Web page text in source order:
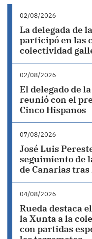
02/08/2026
La delegada de
participó en las
colectividad
02/08/2026
El delegado de
reunió con el
Cinco Hispanos
07/08/2026
José Luis
seguimiento de
de Canarias
04/08/2026
Rueda destaca
la Xunta a la
con partidas